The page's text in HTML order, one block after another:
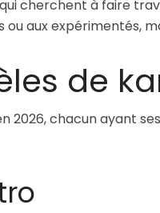
cherchent à faire
ou aux expérimentés,
de
2026, chacun ayant